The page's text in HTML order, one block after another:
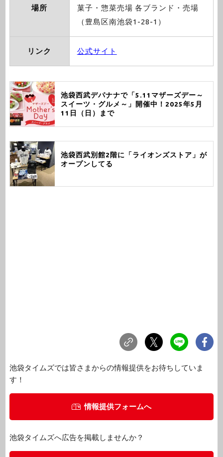
場所
菓子・惣菜売場 各ブランド・売場
（豊島区南池袋1-28-1）
リンク 公式サイト
池袋西武デパナナで「5.11マザーズデー～
スイーツ・グルメ～」開催中！2025年5月
11日（日）まで
池袋西武別館2階に「ライオンズストア」が
オープンしてる
池袋タイムズでは皆さまからの情報提供をお待ちしていま
す！
情報提供フォームへ
池袋タイムズへ広告を掲載しませんか？